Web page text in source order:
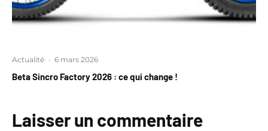
Actualité · 6 mars 2026
Beta Sincro Factory 2026 : ce qui change !
Laisser un commentaire